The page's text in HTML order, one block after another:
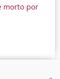
morto por